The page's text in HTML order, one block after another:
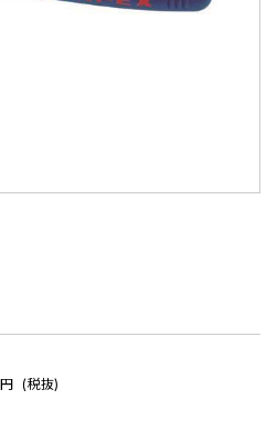
円 (税抜)